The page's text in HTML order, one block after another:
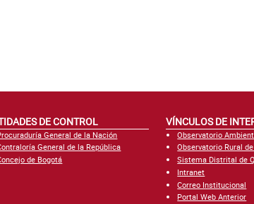
DE CONTROL
General de la Nación
General de la República
de Bogotá
VÍNCULOS DE
Observatorio
Observatorio Rural
Sistema Distrital de
Intranet
Correo Institucional
Portal Web Anterior